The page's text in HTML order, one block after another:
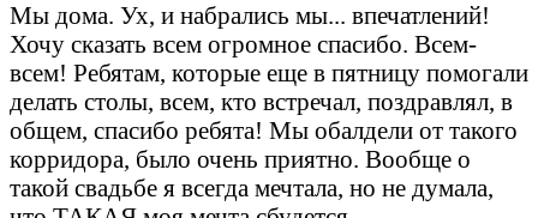
Мы дома. Ух, и набрались мы... впечатлений!
Хочу сказать всем огромное спасибо. Всем-
всем! Ребятам, которые еще в пятницу помогали
делать столы, всем, кто встречал, поздравлял, в
общем, спасибо ребята! Мы обалдели от такого
корридора, было очень приятно. Вообще о
такой свадьбе я всегда мечтала, но не думала,